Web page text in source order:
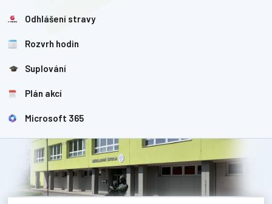
Odhlášení stravy
Rozvrh hodin
Suplování
Plán akcí
Microsoft 365